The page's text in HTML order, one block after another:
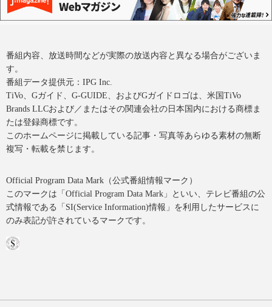
番組内容、放送時間などが実際の放送内容と異なる場合がございま
す。
番組データ提供元：IPG Inc.
TiVo、Gガイド、G-GUIDE、およびGガイドロゴは、米国TiVo
Brands LLCおよび／またはその関連会社の日本国内における商標ま
たは登録商標です。
このホームページに掲載している記事・写真等あらゆる素材の無断
複写・転載を禁じます。
Official Program Data Mark（公式番組情報マーク）
このマークは「Official Program Data Mark」といい、テレビ番組の公
式情報である「SI(Service Information)情報」を利用したサービスに
のみ表記が許されているマークです。